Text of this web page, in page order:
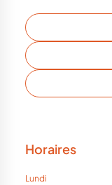
Horaires
Lundi